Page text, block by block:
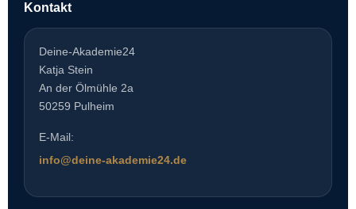
Kontakt
Deine-Akademie24
Katja Stein
An der Ölmühle 2a
50259 Pulheim
E-Mail:
info@deine-akademie24.de